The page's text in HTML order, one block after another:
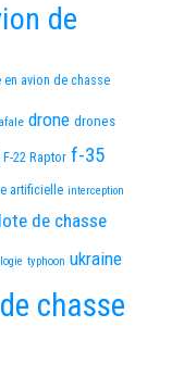
de
en avion de chasse
drone drones
F-22 Raptor f-35
artificielle interception
de chasse
typhoon ukraine
chasse